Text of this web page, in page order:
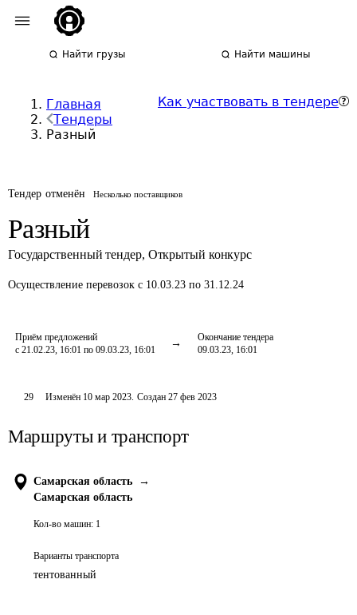
Найти грузы Найти машины
Главная
Тендеры
Разный
Как участвовать в тендере
Тендер отменён Несколько поставщиков
Разный
Государственный тендер, Открытый конкурс
Осуществление перевозок с 10.03.23 по 31.12.24
Приём предложений
с 21.02.23, 16:01 по 09.03.23, 16:01
Окончание тендера
09.03.23, 16:01
29 Изменён 10 мар 2023. Создан 27 фев 2023
Маршруты и транспорт
Самарская область
→
Самарская область
Кол-во машин: 1
Варианты транспорта
тентованный